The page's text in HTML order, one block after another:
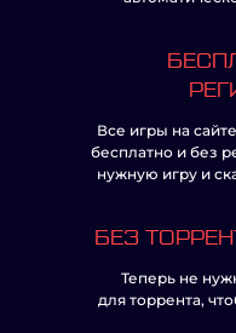
Все игры на
бесплатно и без
нужную игру и
БЕЗ
Теперь не
для торрента,